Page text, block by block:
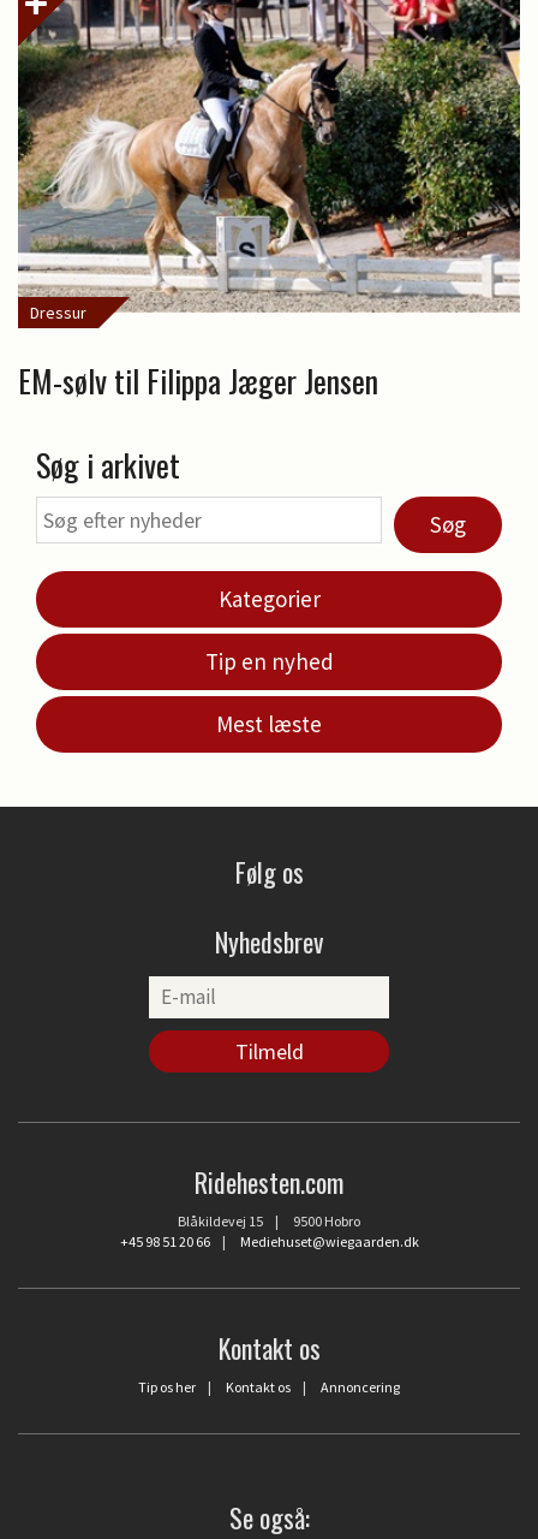
Dressur
EM-sølv til Filippa Jæger Jensen
Søg i arkivet
Søg
Kategorier
Tip en nyhed
Mest læste
Følg os
Nyhedsbrev
Ridehesten.com
Blåkildevej 15 | 9500 Hobro
+45 98 51 20 66| Mediehuset@wiegaarden.dk
Kontakt os
Tip os her | Kontakt os | Annoncering
Se også: